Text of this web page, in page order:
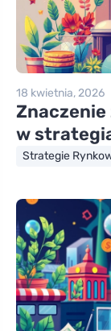
18 kwietnia, 2026
w
Strategie